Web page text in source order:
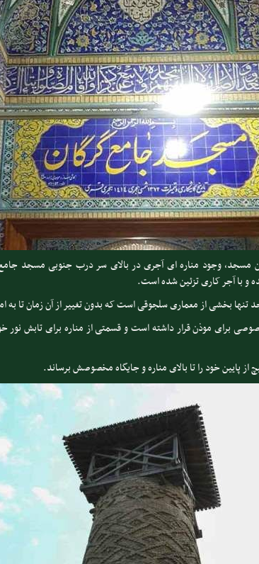
مسجد، وجود مناره ای آجری در بالای سر درب جنوبی مسجد
و با آجر کاری تزئین شده است.
تنها بخشی از معماری سلجوقی است که بدون تغییر از آن زمان تا به
برای موذن قرار داشته است و قسمتی از مناره برای تابش